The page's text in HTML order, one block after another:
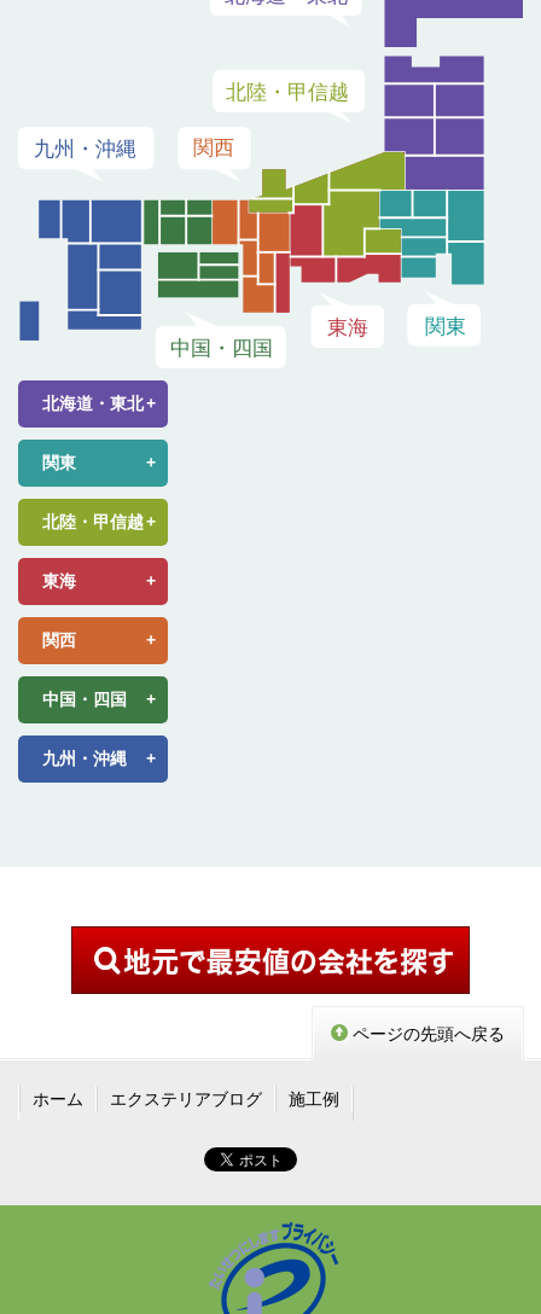
北海道・東北
関東
北陸・甲信越
東海
関西
中国・四国
九州・沖縄
ページの先頭へ戻る
ホーム エクステリアブログ 施工例